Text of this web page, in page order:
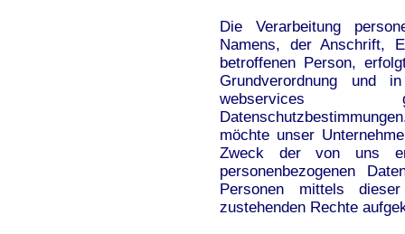
Die Verarbeitung
Namens, der Anschrift,
betroffenen Person,
Grundverordnung und
webservices
möchte unser
Zweck der von uns
personenbezogenen
Personen mittels
zustehenden Rechte